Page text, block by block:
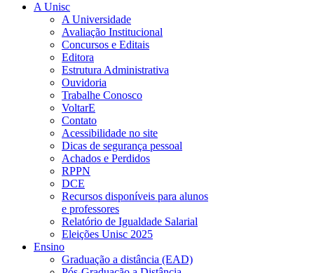
A Unisc
A Universidade
Avaliação Institucional
Concursos e Editais
Editora
Estrutura Administrativa
Ouvidoria
Trabalhe Conosco
VoltarE
Contato
Acessibilidade no site
Dicas de segurança pessoal
Achados e Perdidos
RPPN
DCE
Recursos disponíveis para alunos
e professores
Relatório de Igualdade Salarial
Eleições Unisc 2025
Ensino
Graduação a distância (EAD)